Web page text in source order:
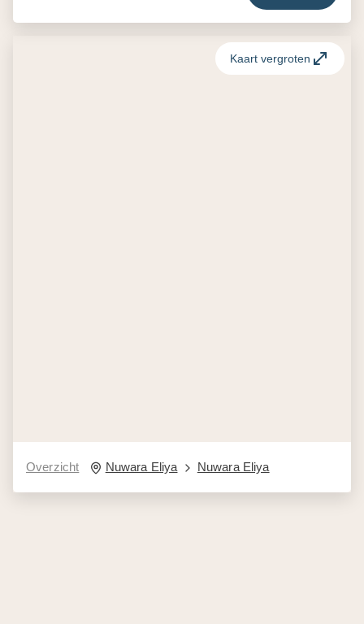
Overzicht Nuwara Eliya Nuwara Eliya
Kaart vergroten